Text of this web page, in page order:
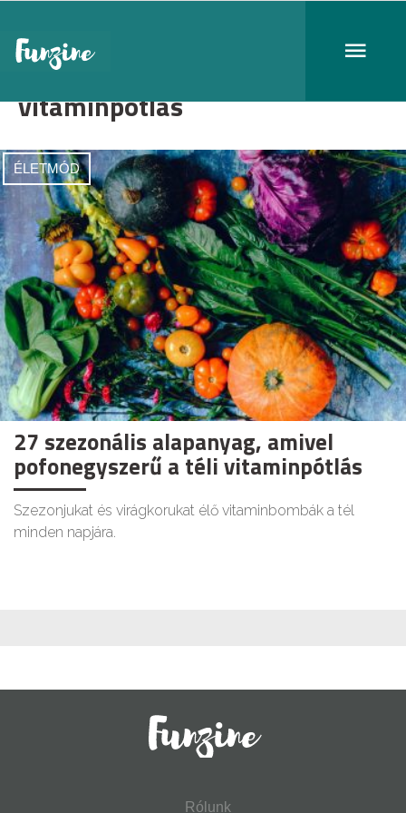
vitaminpótlás
ÉLETMÓD
27 szezonális alapanyag, amivel
pofonegyszerű a téli vitaminpótlás
Szezonjukat és virágkorukat élő vitaminbombák a tél
minden napjára.
Rólunk